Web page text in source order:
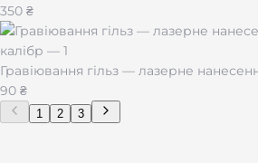
350 ₴
Гравіювання гільз — лазерне
90 ₴
1 2 3